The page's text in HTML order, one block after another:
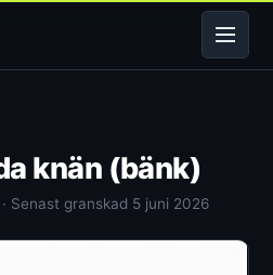
knän (bänk)
· Senast granskad 5 juni 2026